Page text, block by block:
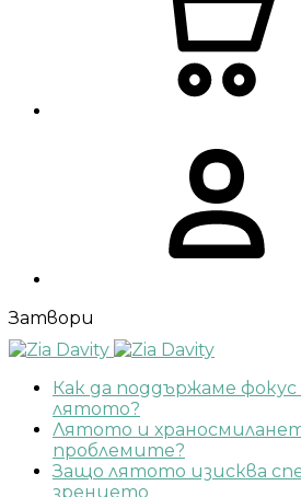
Затвори
Как да поддържаме
лятото?
Лятото и
проблемите?
Защо лятото изисква
зрението